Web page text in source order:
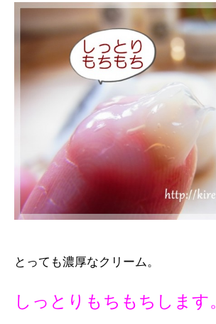
とっても濃厚なクリーム。
しっとりもちもちします。